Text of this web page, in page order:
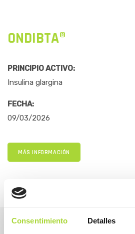
Consentimiento Detalles
ONDIBTA®
PRINCIPIO ACTIVO:
Insulina glargina
FECHA:
09/03/2026
MÁS INFORMACIÓN